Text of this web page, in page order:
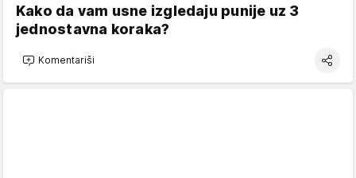
Kako da vam usne izgledaju punije uz 3
jednostavna koraka?
Komentariši